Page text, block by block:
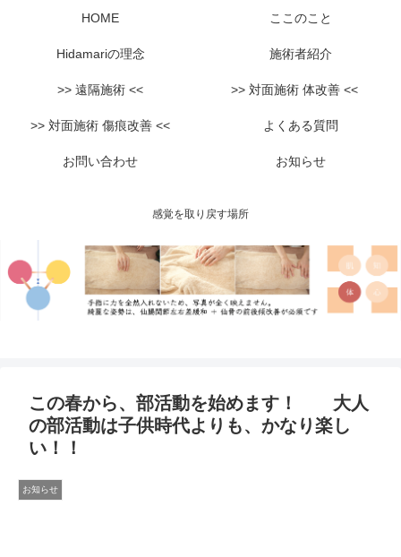
感覚を取り戻す場所
HOME ここのこと
Hidamariの理念 施術者紹介
>> 遠隔施術 << >> 対面施術 体改善 <<
>> 対面施術 傷痕改善 << よくある質問
お問い合わせ お知らせ
この春から、部活動を始めます！ 大人
の部活動は子供時代よりも、かなり楽し
い！！
お知らせ